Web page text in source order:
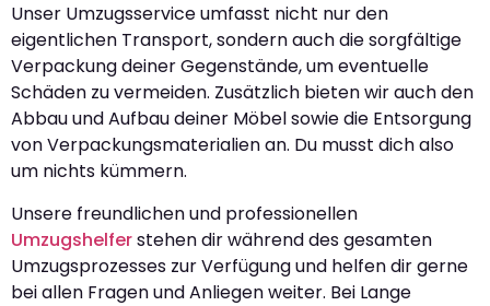
Unser Umzugsservice umfasst nicht nur den
eigentlichen Transport, sondern auch die sorgfältige
Verpackung deiner Gegenstände, um eventuelle
Schäden zu vermeiden. Zusätzlich bieten wir auch den
Abbau und Aufbau deiner Möbel sowie die Entsorgung
von Verpackungsmaterialien an. Du musst dich also
um nichts kümmern.
Unsere freundlichen und professionellen
Umzugshelferstehen dir während des gesamten
Umzugsprozesses zur Verfügung und helfen dir gerne
bei allen Fragen und Anliegen weiter. Bei Lange